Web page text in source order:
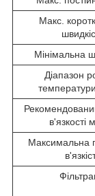
Макс.
Мінімальна
Діапазон
в'язкості
Максимальна